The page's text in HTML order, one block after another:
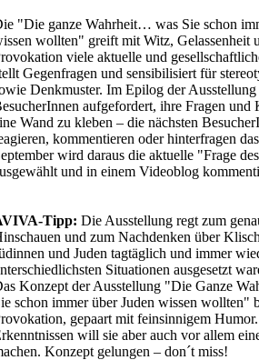
"Die ganze Wahrheit… was Sie schon
wollten" greift mit Witz, Gelassenheit
viele aktuelle und
Gegenfragen und sensibilisiert für
Denkmuster. Im Epilog der
aufgefordert, ihre Fragen und
Wand zu kleben – die nächsten
kommentieren oder hinterfragen
wird daraus die aktuelle "Frage
und in einem Videoblog
Tipp: Die Ausstellung regt zum
und zum Nachdenken über
und Juden tagtäglich und immer
Situationen ausgesetzt
Konzept der Ausstellung "Die Ganze
schon immer über Juden wissen wollten"
gepaart mit feinsinnigem
will sie aber auch vor allem
Konzept gelungen – don´t miss!